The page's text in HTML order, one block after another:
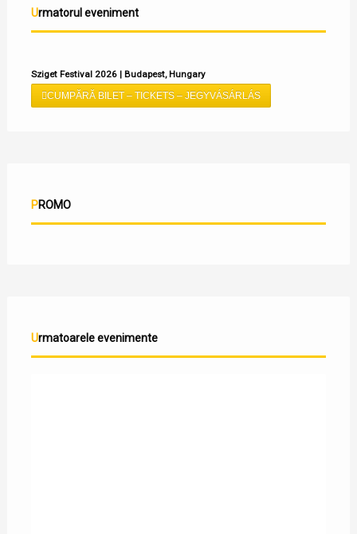
Urmatorul eveniment
Sziget Festival 2026 | Budapest, Hungary
CUMPĂRĂ BILET – TICKETS – JEGYVÁSÁRLÁS
PROMO
Urmatoarele evenimente